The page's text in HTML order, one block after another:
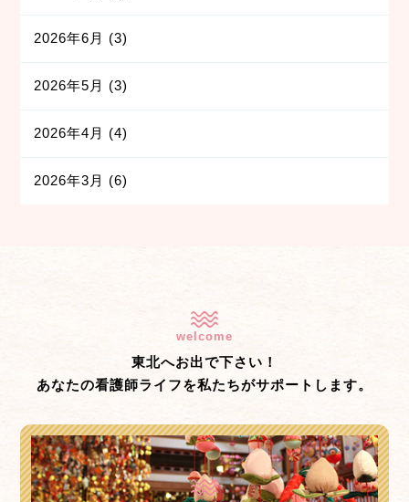
2026年6月 (3)
2026年5月 (3)
2026年4月 (4)
2026年3月 (6)
welcome
東北へお出で下さい！
あなたの看護師ライフを私たちがサポートします。